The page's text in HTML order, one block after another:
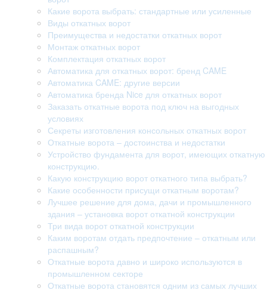
Какие ворота выбрать: стандартные или усиленные
Виды откатных ворот
Преимущества и недостатки откатных ворот
Монтаж откатных ворот
Комплектация откатных ворот
Автоматика для откатных ворот: бренд CAME
Автоматика CAME: другие версии
Автоматика бренда Nice для откатных ворот
Заказать откатные ворота под ключ на выгодных
условиях
Секреты изготовления консольных откатных ворот
Откатные ворота – достоинства и недостатки
Устройство фундамента для ворот, имеющих откатную
конструкцию.
Какую конструкцию ворот откатного типа выбрать?
Какие особенности присущи откатным воротам?
Лучшее решение для дома, дачи и промышленного
здания – установка ворот откатной конструкции
Три вида ворот откатной конструкции
Каким воротам отдать предпочтение – откатным или
распашным?
Откатные ворота давно и широко используются в
промышленном секторе
Откатные ворота становятся одним из самых лучших